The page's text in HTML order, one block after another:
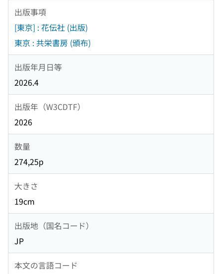
出版事項
[東京] : 花伝社 (出版)
東京 : 共栄書房 (頒布)
出版年月日等
2026.4
出版年（W3CDTF）
2026
数量
274,25p
大きさ
19cm
出版地（国名コード）
JP
本文の言語コード